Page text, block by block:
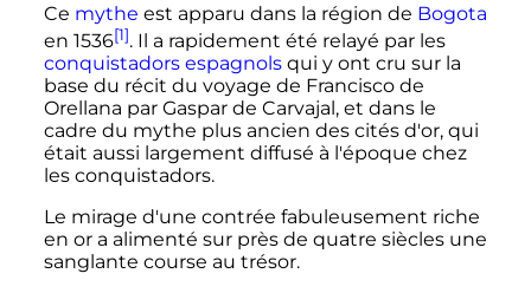
Ce mythe est apparu dans la région de Bogota
en 1536[1]. Il a rapidement été relayé par les
conquistadors espagnolsqui y ont cru sur la
base du récit du voyage de Francisco de
Orellana par Gaspar de Carvajal, et dans le
cadre du mythe plus ancien des cités d'or, qui
était aussi largement diffusé à l'époque chez
les conquistadors.
Le mirage d'une contrée fabuleusement riche
en or a alimenté sur près de quatre siècles une
sanglante course au trésor.